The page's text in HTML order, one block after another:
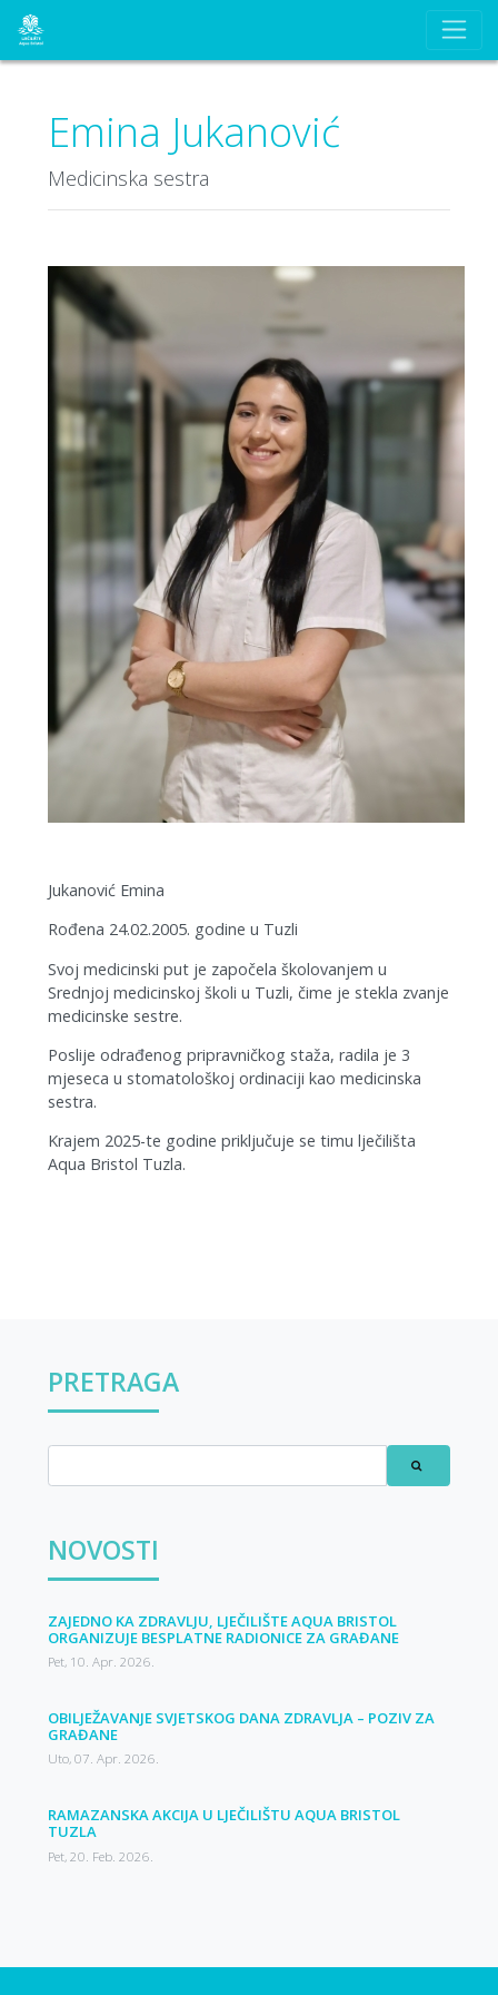
Emina Jukanović
Medicinska sestra
Jukanović Emina
Rođena 24.02.2005. godine u Tuzli
Svoj medicinski put je započela školovanjem u
Srednjoj medicinskoj školi u Tuzli, čime je stekla zvanje
medicinske sestre.
Poslije odrađenog pripravničkog staža, radila je 3
mjeseca u stomatološkoj ordinaciji kao medicinska
sestra.
Krajem 2025-te godine priključuje se timu lječilišta
Aqua Bristol Tuzla.
PRETRAGA
NOVOSTI
ZAJEDNO KA ZDRAVLJU, LJEČILIŠTE AQUA BRISTOL
ORGANIZUJE BESPLATNE RADIONICE ZA GRAĐANE
Pet, 10. Apr. 2026.
OBILJEŽAVANJE SVJETSKOG DANA ZDRAVLJA – POZIV ZA
GRAĐANE
Uto, 07. Apr. 2026.
RAMAZANSKA AKCIJA U LJEČILIŠTU AQUA BRISTOL
TUZLA
Pet, 20. Feb. 2026.